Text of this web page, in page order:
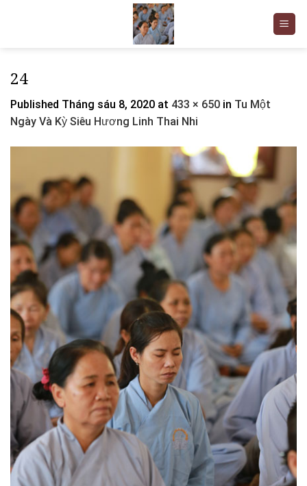
24
Published Tháng sáu 8, 2020 at 433 × 650 in Tu Một
Ngày Và Kỳ Siêu Hương Linh Thai Nhi